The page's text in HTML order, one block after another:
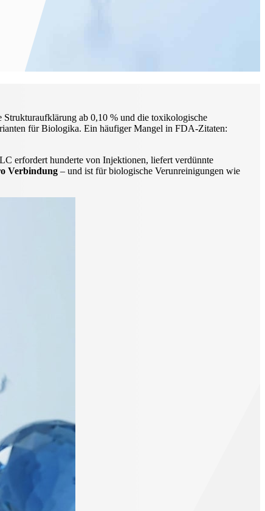
ab 0,10 % und die toxikologische
für Biologika. Ein häufiger Mangel in FDA-Zitaten:
erfordert hunderte von Injektionen, liefert verdünnte
Verbindung – und ist für biologische Verunreinigungen wie